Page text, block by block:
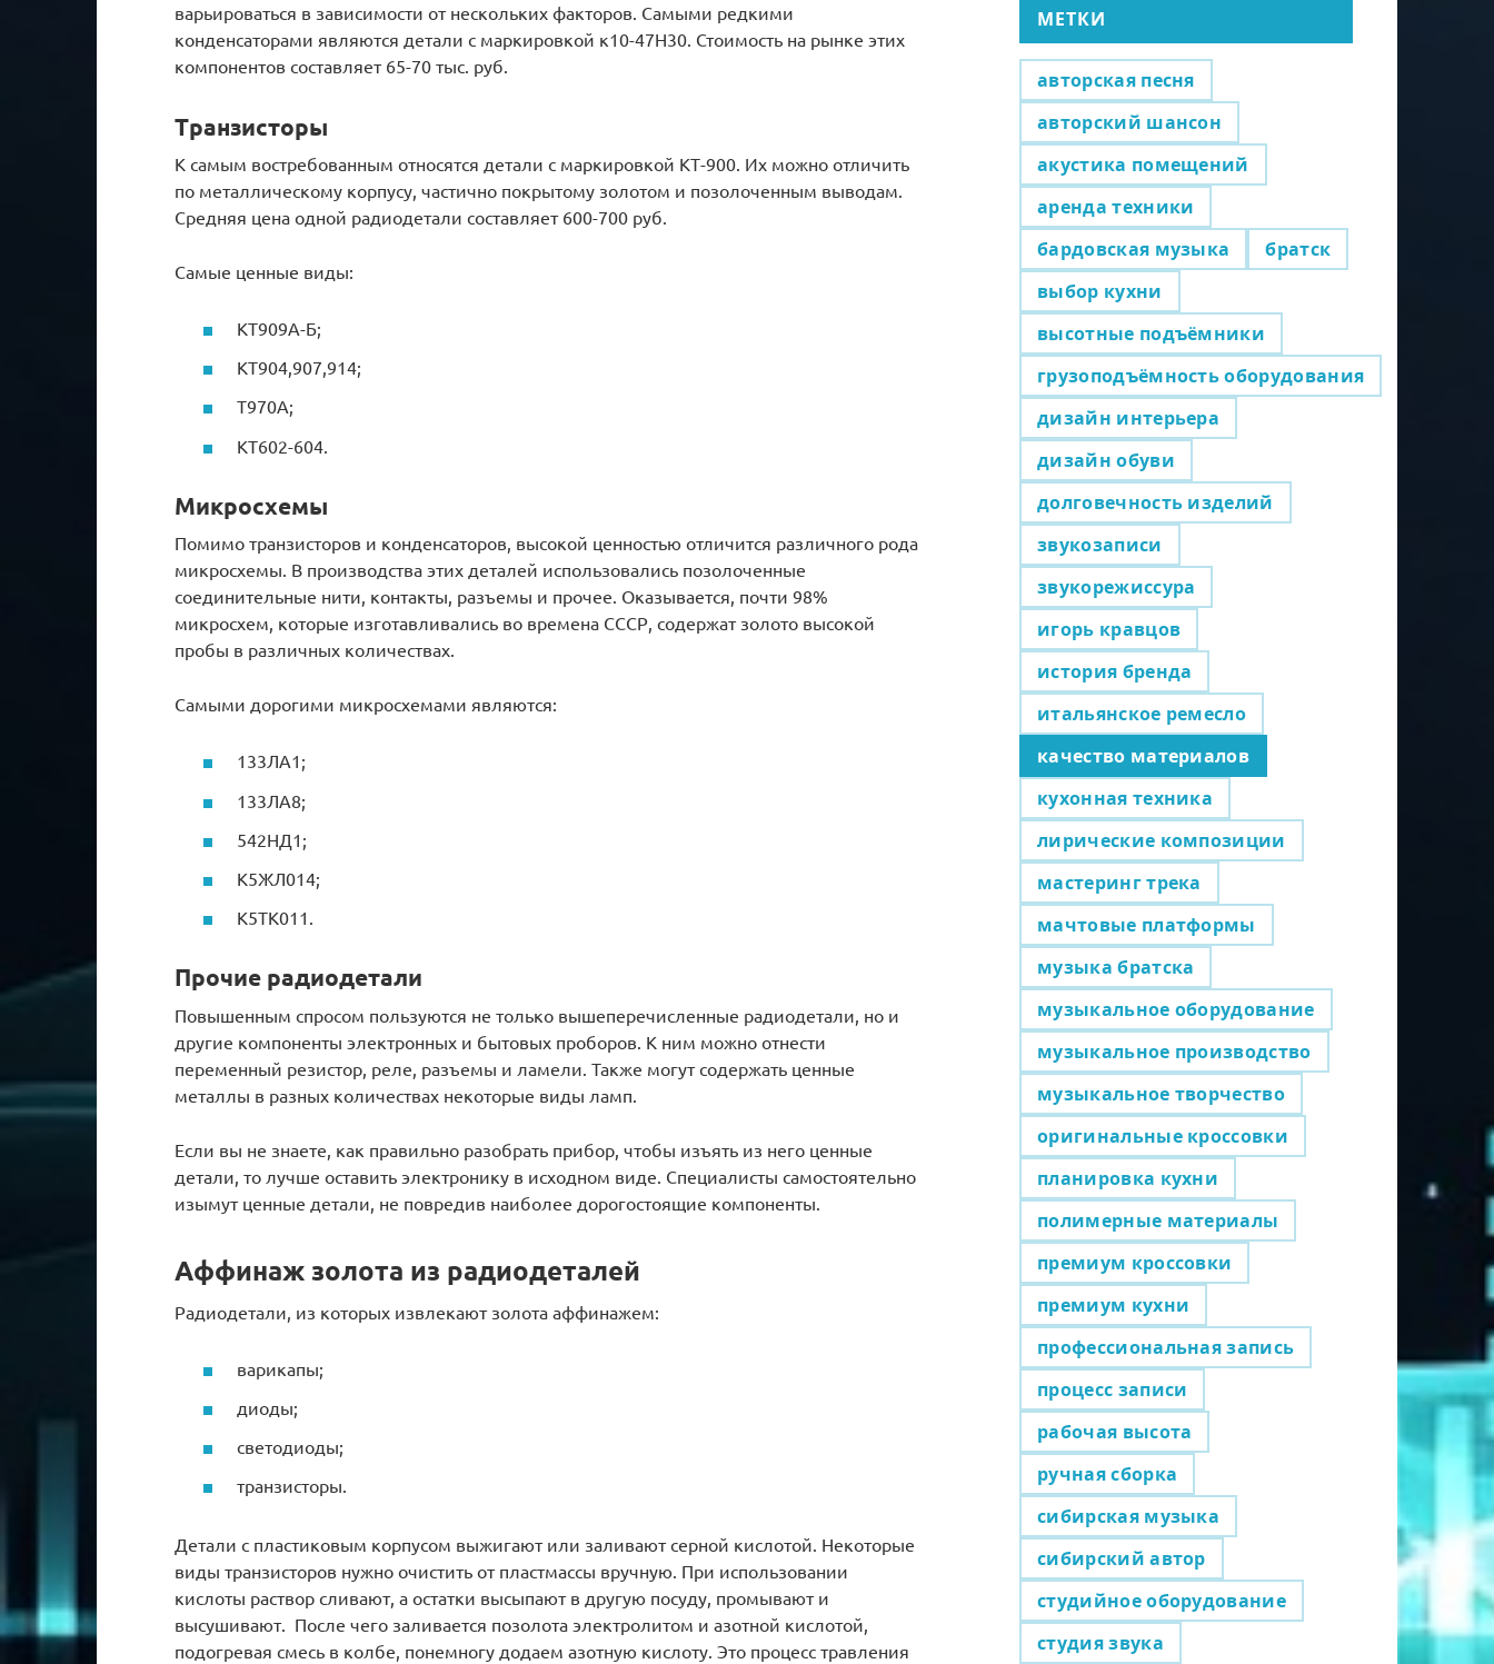
варьироваться в зависимости от нескольких факторов. Самыми редкими
конденсаторами являются детали с маркировкой к10-47H30. Стоимость на рынке этих
компонентов составляет 65-70 тыс. руб.
Транзисторы
К самым востребованным относятся детали с маркировкой КТ-900. Их можно отличить
по металлическому корпусу, частично покрытому золотом и позолоченным выводам.
Средняя цена одной радиодетали составляет 600-700 руб.
Самые ценные виды:
КТ909А-Б;
КТ904,907,914;
Т970А;
КТ602-604.
Микросхемы
Помимо транзисторов и конденсаторов, высокой ценностью отличится различного рода
микросхемы. В производства этих деталей использовались позолоченные
соединительные нити, контакты, разъемы и прочее. Оказывается, почти 98%
микросхем, которые изготавливались во времена СССР, содержат золото высокой
пробы в различных количествах.
Самыми дорогими микросхемами являются:
133ЛА1;
133ЛА8;
542НД1;
К5ЖЛ014;
К5ТК011.
Прочие радиодетали
Повышенным спросом пользуются не только вышеперечисленные радиодетали, но и
другие компоненты электронных и бытовых проборов. К ним можно отнести
переменный резистор, реле, разъемы и ламели. Также могут содержать ценные
металлы в разных количествах некоторые виды ламп.
Если вы не знаете, как правильно разобрать прибор, чтобы изъять из него ценные
детали, то лучше оставить электронику в исходном виде. Специалисты самостоятельно
изымут ценные детали, не повредив наиболее дорогостоящие компоненты.
Аффинаж золота из радиодеталей
Радиодетали, из которых извлекают золота аффинажем:
варикапы;
диоды;
светодиоды;
транзисторы.
Детали с пластиковым корпусом выжигают или заливают серной кислотой. Некоторые
виды транзисторов нужно очистить от пластмассы вручную. При использовании
кислоты раствор сливают, а остатки высыпают в другую посуду, промывают и
высушивают. После чего заливается позолота электролитом и азотной кислотой,
подогревая смесь в колбе, понемногу додаем азотную кислоту. Это процесс травления
МЕТКИ
авторская песня
авторский шансон
акустика помещений
аренда техники
бардовская музыка
братск
выбор кухни
высотные подъёмники
грузоподъёмность оборудования
дизайн интерьера
дизайн обуви
долговечность изделий
звукозаписи
звукорежиссура
игорь кравцов
история бренда
итальянское ремесло
качество материалов
кухонная техника
лирические композиции
мастеринг трека
мачтовые платформы
музыка братска
музыкальное оборудование
музыкальное производство
музыкальное творчество
оригинальные кроссовки
планировка кухни
полимерные материалы
премиум кроссовки
премиум кухни
профессиональная запись
процесс записи
рабочая высота
ручная сборка
сибирская музыка
сибирский автор
студийное оборудование
студия звука